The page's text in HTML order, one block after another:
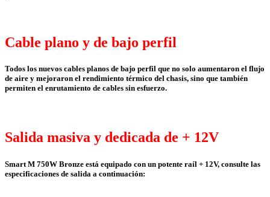
Cable plano y de bajo perfil
Todos los nuevos cables planos de bajo perfil que no solo aumentaron el flujo
de aire y mejoraron el rendimiento térmico del chasis, sino que también
permiten el enrutamiento de cables sin esfuerzo.
Salida masiva y dedicada de + 12V
Smart M 750W Bronze está equipado con un potente raíl + 12V, consulte las
especificaciones de salida a continuación: